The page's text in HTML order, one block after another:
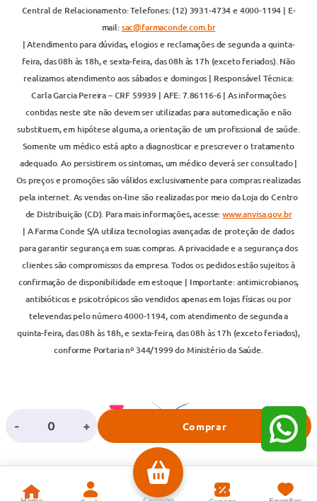
- + Comprar
Central de Relacionamento: Telefones: (12) 3931-4734 e 4000-1194 | E-
mail:sac@farmaconde.com.br
| Atendimento para dúvidas, elogios e reclamações de segunda a quinta-
feira, das 08h às 18h, e sexta-feira, das 08h às 17h (exceto feriados). Não
realizamos atendimento aos sábados e domingos | Responsável Técnica:
Carla Garcia Pereira – CRF 59939 | AFE: 7.86116-6 | As informações
contidas neste site não devem ser utilizadas para automedicação e não
substituem, em hipótese alguma, a orientação de um profissional de saúde.
Somente um médico está apto a diagnosticar e prescrever o tratamento
adequado. Ao persistirem os sintomas, um médico deverá ser consultado |
Os preços e promoções são válidos exclusivamente para compras realizadas
pela internet. As vendas on-line são realizadas por meio da Loja do Centro
de Distribuição (CD). Para mais informações, acesse:www.anvisa.gov.br
| A Farma Conde S/A utiliza tecnologias avançadas de proteção de dados
para garantir segurança em suas compras. A privacidade e a segurança dos
clientes são compromissos da empresa. Todos os pedidos estão sujeitos à
confirmação de disponibilidade em estoque | Importante: antimicrobianos,
antibióticos e psicotrópicos são vendidos apenas em lojas físicas ou por
televendas pelo número 4000-1194, com atendimento de segunda a
quinta-feira, das 08h às 18h, e sexta-feira, das 08h às 17h (exceto feriados),
conforme Portaria nº 344/1999 do Ministério da Saúde.